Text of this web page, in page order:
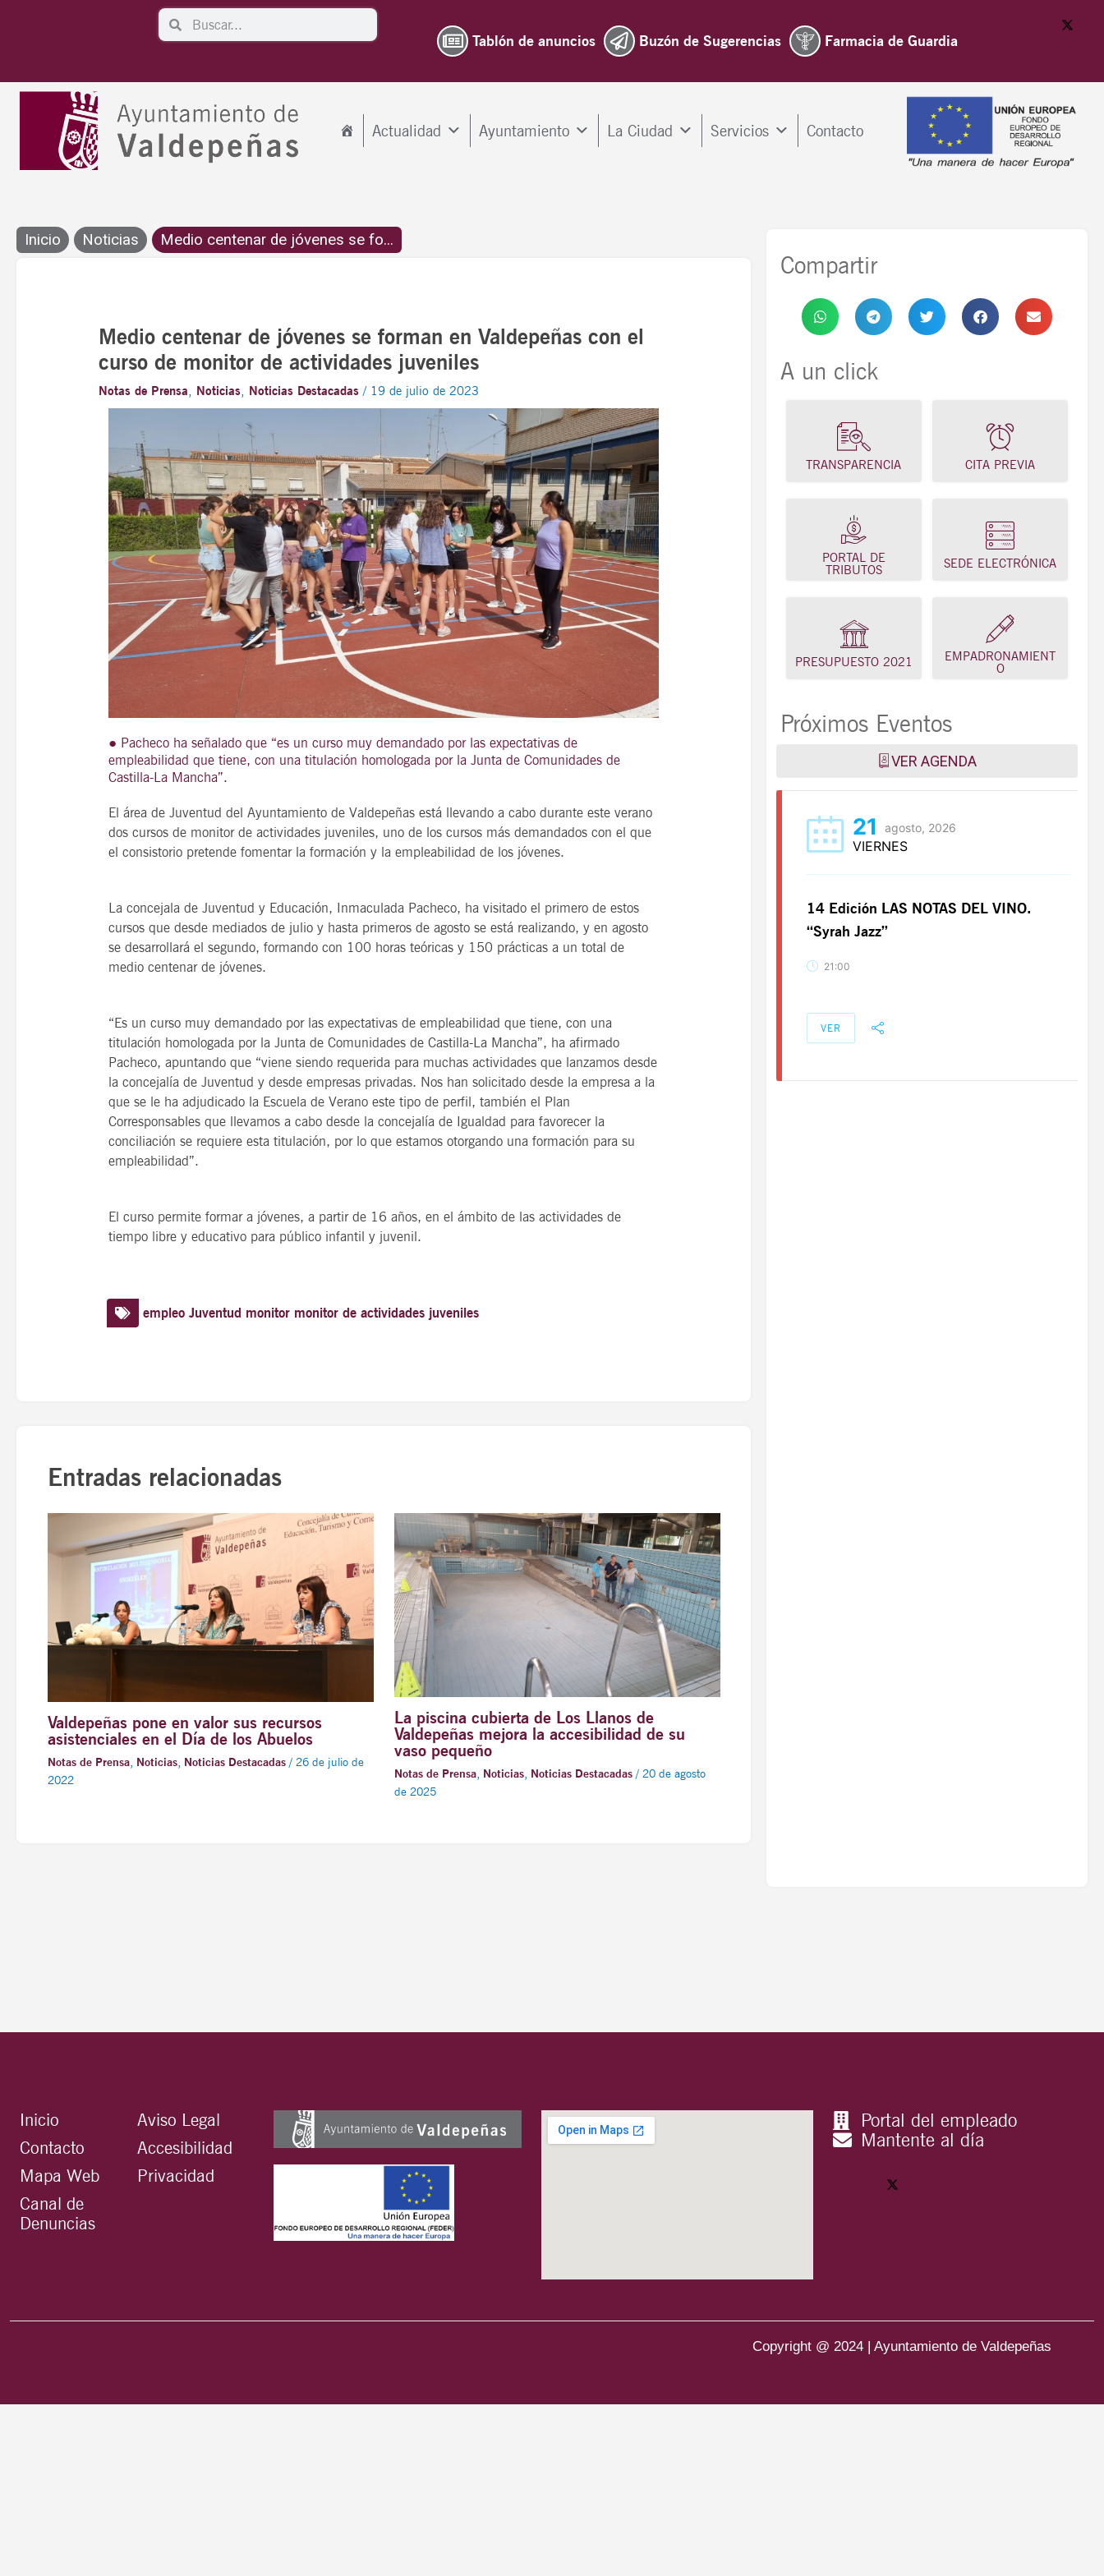
SearchSearch
Tablón de anuncios Buzón de Sugerencias Farmacia de Guardia
Actualidad Ayuntamiento La Ciudad Servicios Contacto
Inicio Noticias Medio centenar de jóvenes se fo...
Medio centenar de jóvenes se forman en Valdepeñas con el
curso de monitor de actividades juveniles
Notas de Prensa, Noticias, Noticias Destacadas / 19 de julio de 2023
● Pacheco ha señalado que “es un curso muy demandado por las expectativas de
empleabilidad que tiene, con una titulación homologada por la Junta de Comunidades de
Castilla-La Mancha”.
El área de Juventud del Ayuntamiento de Valdepeñas está llevando a cabo durante este verano
dos cursos de monitor de actividades juveniles, uno de los cursos más demandados con el que
el consistorio pretende fomentar la formación y la empleabilidad de los jóvenes.
La concejala de Juventud y Educación, Inmaculada Pacheco, ha visitado el primero de estos
cursos que desde mediados de julio y hasta primeros de agosto se está realizando, y en agosto
se desarrollará el segundo, formando con 100 horas teóricas y 150 prácticas a un total de
medio centenar de jóvenes.
“Es un curso muy demandado por las expectativas de empleabilidad que tiene, con una
titulación homologada por la Junta de Comunidades de Castilla-La Mancha”, ha afirmado
Pacheco, apuntando que “viene siendo requerida para muchas actividades que lanzamos desde
la concejalía de Juventud y desde empresas privadas. Nos han solicitado desde la empresa a la
que se le ha adjudicado la Escuela de Verano este tipo de perfil, también el Plan
Corresponsables que llevamos a cabo desde la concejalía de Igualdad para favorecer la
conciliación se requiere esta titulación, por lo que estamos otorgando una formación para su
empleabilidad”.
El curso permite formar a jóvenes, a partir de 16 años, en el ámbito de las actividades de
tiempo libre y educativo para público infantil y juvenil.
empleo Juventud monitor monitor de actividades juveniles
Entradas relacionadas
Valdepeñas pone en valor sus recursos
asistenciales en el Día de los Abuelos
Notas de Prensa, Noticias, Noticias Destacadas/ 26 de julio de
2022
La piscina cubierta de Los Llanos de
Valdepeñas mejora la accesibilidad de su
vaso pequeño
Notas de Prensa, Noticias, Noticias Destacadas/ 20 de agosto
de 2025
Compartir
A un click
TRANSPARENCIA CITA PREVIA
PORTAL DE
TRIBUTOS
SEDE ELECTRÓNICA
PRESUPUESTO 2021
EMPADRONAMIENT
O
Próximos Eventos
VER AGENDA
21 agosto, 2026
VIERNES
14 Edición LAS NOTAS DEL VINO.
“Syrah Jazz”
21:00
VER
21 agosto, 2026
VIERNES
14 Edición LAS NOTAS DEL VINO.
“Syrah Jazz”
VER
21 agosto, 2026
VIERNES
14 Edición LAS NOTAS DEL VINO.
“Syrah Jazz”
21:00
VER
Inicio
Contacto
Mapa Web
Canal de
Denuncias
Aviso Legal
Accesibilidad
Privacidad
Portal del empleado
Mantente al día
Copyright @ 2024 | Ayuntamiento de Valdepeñas